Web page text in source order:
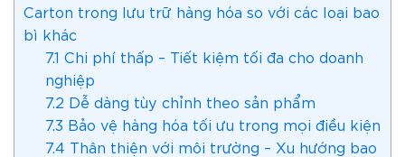
Carton trong lưu trữ hàng hóa so với các loại bao
bì khác
7.1 Chi phí thấp – Tiết kiệm tối đa cho doanh
nghiệp
7.2 Dễ dàng tùy chỉnh theo sản phẩm
7.3 Bảo vệ hàng hóa tối ưu trong mọi điều kiện
7.4 Thân thiện với môi trường – Xu hướng bao